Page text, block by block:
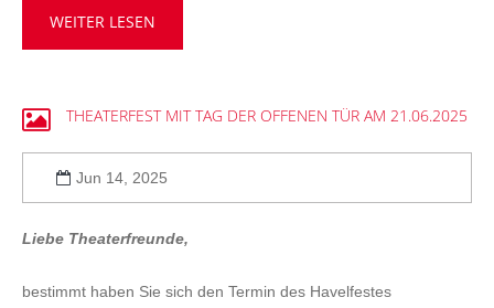
WEITER LESEN
THEATERFEST MIT TAG DER OFFENEN TÜR AM 21.06.2025
Jun 14, 2025
Liebe Theaterfreunde,
bestimmt haben Sie sich den Termin des Havelfestes